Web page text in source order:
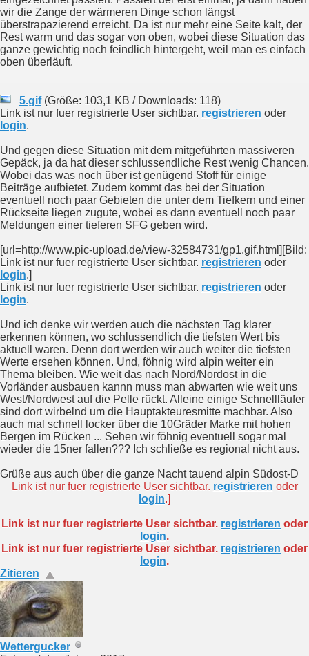
wir die Zange der wärmeren Dinge schon längst
überstrapazierend erreicht. Da ist nur mehr eine Seite kalt, der
Rest warm und das sogar von oben, wobei diese Situation das
ganze gewichtig noch feindlich hintergeht, weil man es einfach
oben überläuft.
5.gif(Größe: 103,1 KB / Downloads: 118)
Link ist nur fuer registrierte User sichtbar. registrieren oder
login.
Und gegen diese Situation mit dem mitgeführten massiveren
Gepäck, ja da hat dieser schlussendliche Rest wenig Chancen.
Wobei das was noch über ist genügend Stoff für einige
Beiträge aufbietet. Zudem kommt das bei der Situation
eventuell noch paar Gebieten die unter dem Tiefkern und einer
Rückseite liegen zugute, wobei es dann eventuell noch paar
Meldungen einer tieferen SFG geben wird.
[url=http://www.pic-upload.de/view-32584731/gp1.gif.html][Bild:
Link ist nur fuer registrierte User sichtbar. registrieren oder
login.]
Link ist nur fuer registrierte User sichtbar. registrieren oder
login.
Und ich denke wir werden auch die nächsten Tag klarer
erkennen können, wo schlussendlich die tiefsten Wert bis
aktuell waren. Denn dort werden wir auch weiter die tiefsten
Werte ersehen können. Und, föhnig wird alpin weiter ein
Thema bleiben. Wie weit das nach Nord/Nordost in die
Vorländer ausbauen kannn muss man abwarten wie weit uns
West/Nordwest auf die Pelle rückt. Alleine einige Schnellläufer
sind dort wirbelnd um die Hauptakteuresmitte machbar. Also
auch mal schnell locker über die 10Gräder Marke mit hohen
Bergen im Rücken ... Sehen wir föhnig eventuell sogar mal
wieder die 15ner fallen??? Ich schließe es regional nicht aus.
Grüße aus auch über die ganze Nacht tauend alpin Südost-D
Link ist nur fuer registrierte User sichtbar. registrieren oder
login.]
Link ist nur fuer registrierte User sichtbar. registrieren oder
login.
Link ist nur fuer registrierte User sichtbar. registrieren oder
login.
Zitieren
Wettergucker